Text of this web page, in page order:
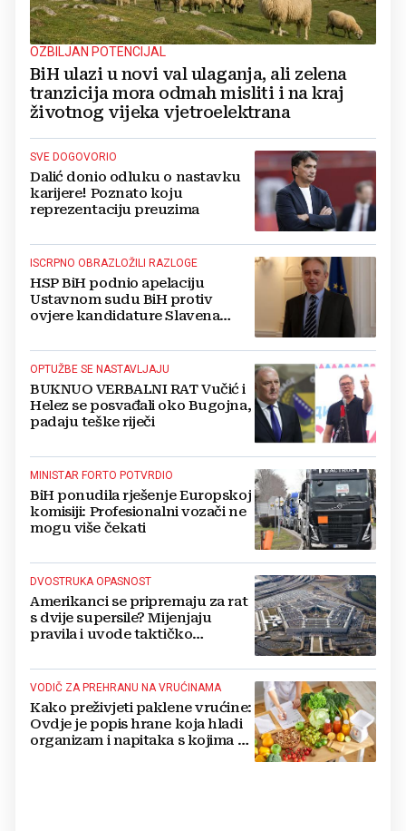
OZBILJAN POTENCIJAL
BiH ulazi u novi val ulaganja, ali zelena
tranzicija mora odmah misliti i na kraj
životnog vijeka vjetroelektrana
SVE DOGOVORIO
Dalić donio odluku o nastavku
karijere! Poznato koju
reprezentaciju preuzima
ISCRPNO OBRAZLOŽILI RAZLOGE
HSP BiH podnio apelaciju
Ustavnom sudu BiH protiv
ovjere kandidature Slavena
OPTUŽBE SE NASTAVLJAJU
BUKNUO VERBALNI RAT Vučić i
Helez se posvađali oko Bugojna,
padaju teške riječi
MINISTAR FORTO POTVRDIO
BiH ponudila rješenje Europskoj
komisiji: Profesionalni vozači ne
mogu više čekati
DVOSTRUKA OPASNOST
Amerikanci se pripremaju za rat
s dvije supersile? Mijenjaju
pravila i uvode taktičko
VODIČ ZA PREHRANU NA VRUĆINAMA
Kako preživjeti paklene vrućine:
Ovdje je popis hrane koja hladi
organizam i napitaka s kojima si